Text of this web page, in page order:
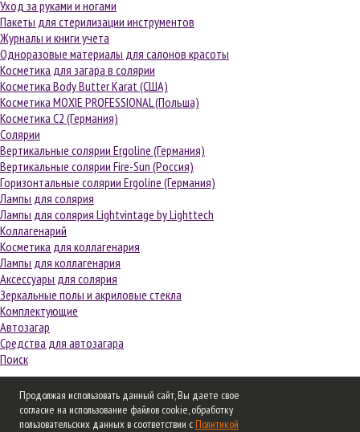
Продолжая использовать данный сайт, Вы даете свое
согласие на использование файлов cookie, обработку
пользовательских данных в соответствии с Политикой
Уход за руками и ногами
Пакеты для стерилизации инструментов
Журналы и книги учета
Одноразовые материалы для салонов красоты
Косметика для загара в солярии
Косметика Body Butter Karat (США)
Косметика MOXIE PROFESSIONAL (Польша)
Косметика С2 (Германия)
Солярии
Вертикальные солярии Ergoline (Германия)
Вертикальные солярии Fire-Sun (Россия)
Горизонтальные солярии Ergoline (Германия)
Лампы для солярия
Лампы для солярия Lightvintage by Lighttech
Коллагенарий
Косметика для коллагенария
Лампы для коллагенария
Аксессуары для солярия
Зеркальные полы и акриловые стекла
Комплектующие
Автозагар
Средства для автозагара
Поиск
Часы работы:
Понедельник-четверг: с 9:30 до 18:30, пятница: с 9:30 до 18:00